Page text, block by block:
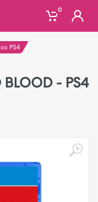
0
PS4
BLOOD - PS4